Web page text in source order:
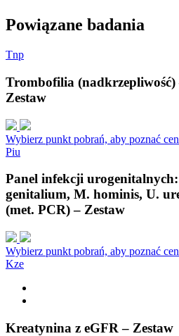
Powiązane badania
Tnp
Trombofilia (nadkrzepliwość)
Zestaw
Wybierz punkt pobrań, aby poznać
Piu
Panel infekcji
genitalium, M. hominis, U.
(met. PCR) – Zestaw
Wybierz punkt pobrań, aby poznać
Kze
Kreatynina z eGFR – Zestaw